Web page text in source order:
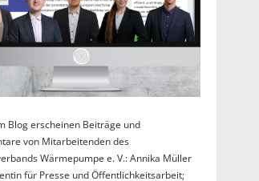
Blog erscheinen Beiträge und
von Mitarbeitenden des
Wärmepumpe e. V.: Annika Müller
für Presse und Öffentlichkeitsarbeit;